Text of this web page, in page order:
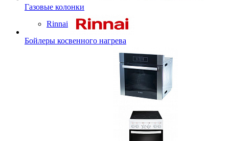
Газовые колонки
Rinnai
Бойлеры косвенного нагрева